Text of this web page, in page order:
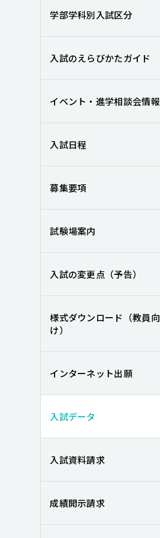
学部学科別入試区分
入試のえらびかたガイド
イベント・進学相談会情報
入試日程
募集要項
試験場案内
入試の変更点（予告）
様式ダウンロード（教員向
け）
インターネット出願
入試データ
入試資料請求
成績開示請求